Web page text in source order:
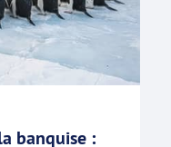
banquise :